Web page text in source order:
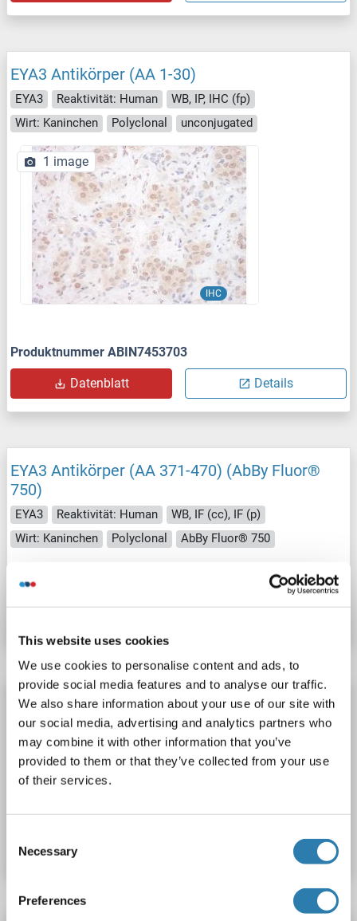
This website uses cookies
We use cookies to personalise content and ads, to
provide social media features and to analyse our traffic.
We also share information about your use of our site with
our social media, advertising and analytics partners who
may combine it with other information that you’ve
provided to them or that they’ve collected from your use
of their services.
Selection
Necessary
Preferences
EYA3 Antikörper (AA 1-30)
EYA3 Reaktivität: Human
WB, IP, IHC (fp)
Wirt: Kaninchen
Polyclonal unconjugated
IHC
1 image
Produktnummer ABIN7453703
Datenblatt Details
EYA3 Antikörper (AA 371-470) (AbBy Fluor®
750)
EYA3 Reaktivität: Human
WB, IF (cc), IF (p)
Wirt: Kaninchen
Polyclonal AbBy Fluor® 750
Produktnummer ABIN5002235
EYA3 Antikörper (AA 371-470) (AbBy Fluor®
680)
EYA3 Reaktivität: Human
WB, IF (cc), IF (p)
Wirt: Kaninchen
Polyclonal AbBy Fluor® 680
Produktnummer ABIN5002234